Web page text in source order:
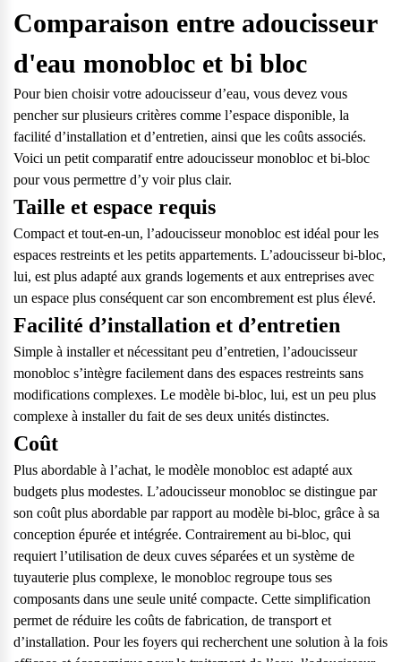
Comparaison entre adoucisseur
d'eau monobloc et bi bloc
Pour bien choisir votre adoucisseur d’eau, vous devez vous
pencher sur plusieurs critères comme l’espace disponible, la
facilité d’installation et d’entretien, ainsi que les coûts associés.
Voici un petit comparatif entre adoucisseur monobloc et bi-bloc
pour vous permettre d’y voir plus clair.
Taille et espace requis
Compact et tout-en-un, l’adoucisseur monobloc est idéal pour les
espaces restreints et les petits appartements. L’adoucisseur bi-bloc,
lui, est plus adapté aux grands logements et aux entreprises avec
un espace plus conséquent car son encombrement est plus élevé.
Facilité d’installation et d’entretien
Simple à installer et nécessitant peu d’entretien, l’adoucisseur
monobloc s’intègre facilement dans des espaces restreints sans
modifications complexes. Le modèle bi-bloc, lui, est un peu plus
complexe à installer du fait de ses deux unités distinctes.
Coût
Plus abordable à l’achat, le modèle monobloc est adapté aux
budgets plus modestes. L’adoucisseur monobloc se distingue par
son coût plus abordable par rapport au modèle bi-bloc, grâce à sa
conception épurée et intégrée. Contrairement au bi-bloc, qui
requiert l’utilisation de deux cuves séparées et un système de
tuyauterie plus complexe, le monobloc regroupe tous ses
composants dans une seule unité compacte. Cette simplification
permet de réduire les coûts de fabrication, de transport et
d’installation. Pour les foyers qui recherchent une solution à la fois